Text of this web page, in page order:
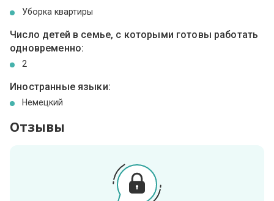
Уборка квартиры
Число детей в семье, с которыми готовы работать
одновременно:
2
Иностранные языки:
Немецкий
Отзывы